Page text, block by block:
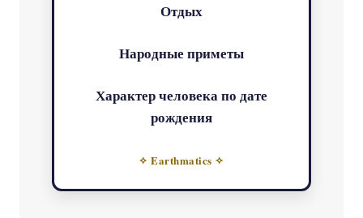
Отдых
Народные приметы
Характер человека по дате
рождения
✧ Earthmatics ✧